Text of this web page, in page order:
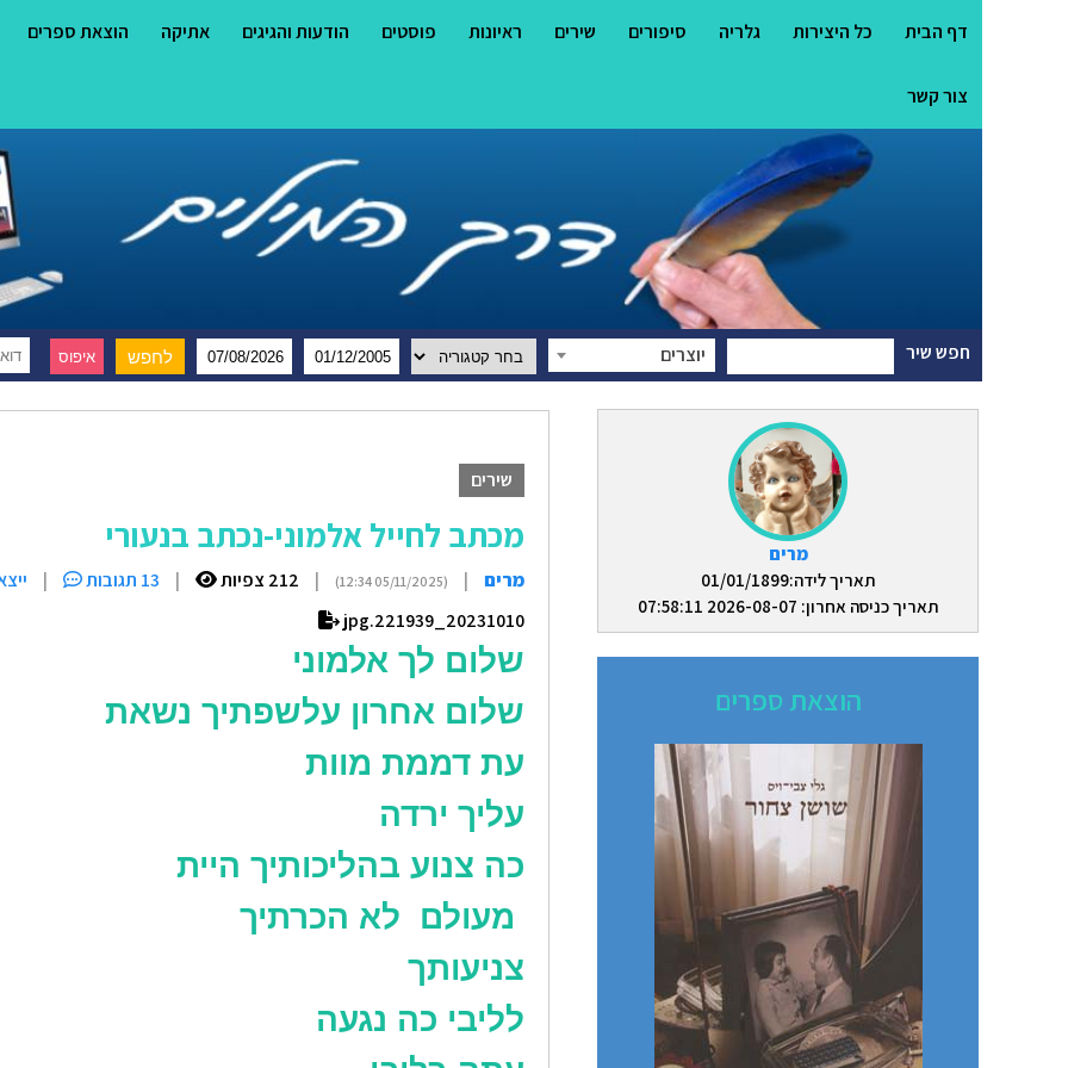
דף הבית כל היצירות גלריה סיפורים שירים ראיונות פוסטים הודעות והגיגים אתיקה הוצאת ספרים
צור קשר
חפש שיר יוצרים
מרים
תאריך לידה:01/01/1899
תאריך כניסה אחרון: 2026-08-07 07:58:11
הוצאת ספרים
שירים
מכתב לחייל אלמוני-נכתב בנעורי
מרים |
(05/11/2025 12:34)
| 212 צפיות | 13 תגובות |
20231010_221939.jpg
שלום לך אלמוני
שלום אחרון עלשפתיך נשאת
עת דממת מוות
עליך ירדה
כה צנוע בהליכותיך היית
מעולם לא הכרתיך
צניעותך
לליבי כה נגעה